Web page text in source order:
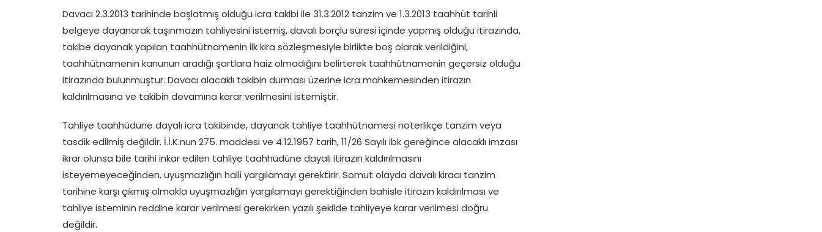
Davacı 2.3.2013 tarihinde başlatmış olduğu icra takibi ile 31.3.2012 tanzim ve 1.3.2013 taahhüt tarihli
belgeye dayanarak taşınmazın tahliyesini istemiş, davalı borçlu süresi içinde yapmış olduğu itirazında,
takibe dayanak yapılan taahhütnamenin ilk kira sözleşmesiyle birlikte boş olarak verildiğini,
taahhütnamenin kanunun aradığı şartlara haiz olmadığını belirterek taahhütnamenin geçersiz olduğu
itirazında bulunmuştur. Davacı alacaklı takibin durması üzerine icra mahkemesinden itirazın
kaldırılmasına ve takibin devamına karar verilmesini istemiştir.
Tahliye taahhüdüne dayalı icra takibinde, dayanak tahliye taahhütnamesi noterlikçe tanzim veya
tasdik edilmiş değildir. İ.İ.K.nun 275. maddesi ve 4.12.1957 tarih, 11/26 Sayılı ibk gereğince alacaklı imzası
ikrar olunsa bile tarihi inkar edilen tahliye taahhüdüne dayalı itirazın kaldırılmasını
isteyemeyeceğinden, uyuşmazlığın halli yargılamayı gerektirir. Somut olayda davalı kiracı tanzim
tarihine karşı çıkmış olmakla uyuşmazlığın yargılamayı gerektiğinden bahisle itirazın kaldırılması ve
tahliye isteminin reddine karar verilmesi gerekirken yazılı şekilde tahliyeye karar verilmesi doğru
değildir.